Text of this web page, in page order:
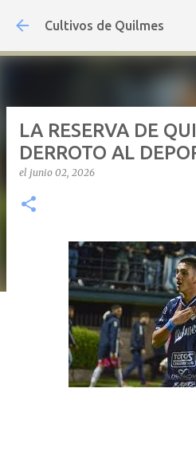
Ir al contenido
Cultivos de Quilmes
LA RESERVA DE
DERROTO AL
el junio 02, 2026
Gaby